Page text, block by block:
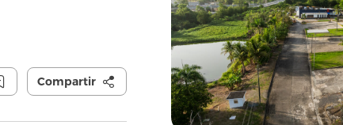
Compartir